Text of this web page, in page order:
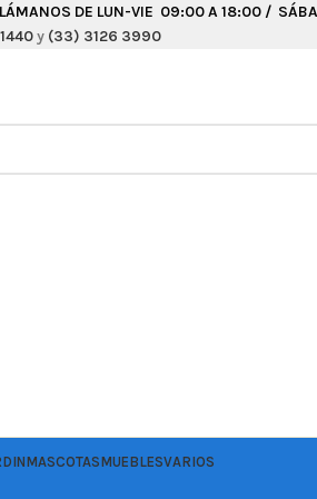
DE LUN-VIE 09:00 A 18:00 /
y (33) 3126 3990
MASCOTASMUEBLESVARIOS